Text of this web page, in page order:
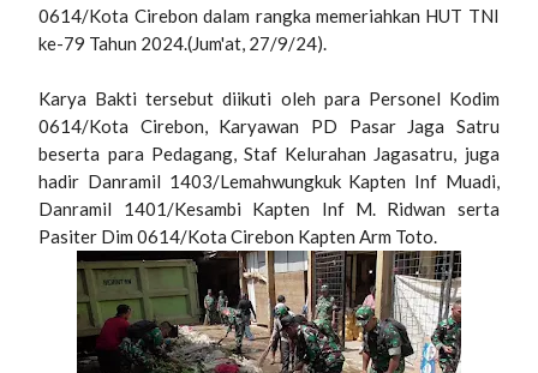
0614/Kota Cirebon dalam rangka memeriahkan HUT TNI
ke-79 Tahun 2024.(Jum'at, 27/9/24).
Karya Bakti tersebut diikuti oleh para Personel Kodim
0614/Kota Cirebon, Karyawan PD Pasar Jaga Satru
beserta para Pedagang, Staf Kelurahan Jagasatru, juga
hadir Danramil 1403/Lemahwungkuk Kapten Inf Muadi,
Danramil 1401/Kesambi Kapten Inf M. Ridwan serta
Pasiter Dim 0614/Kota Cirebon Kapten Arm Toto.